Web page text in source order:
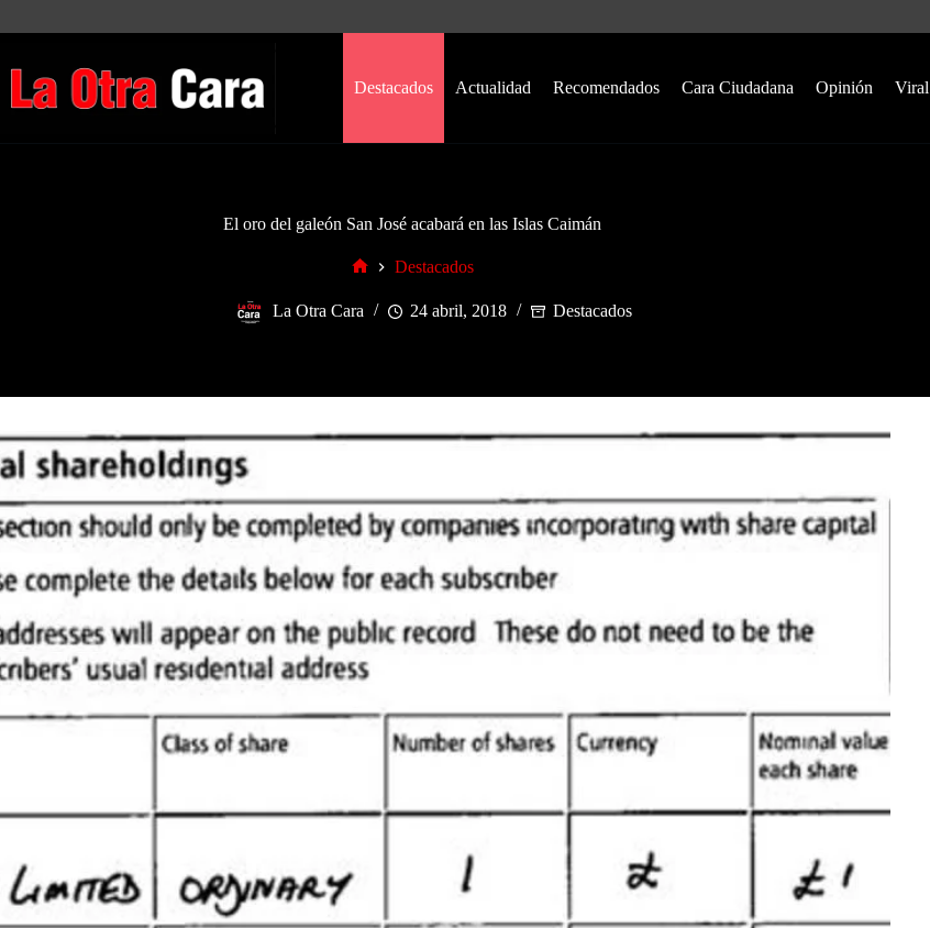
Destacados Actualidad Recomendados Cara Ciudadana Opinión Viral
El oro del galeón San José acabará en las Islas Caimán
Destacados
La Otra Cara 24 abril, 2018 Destacados